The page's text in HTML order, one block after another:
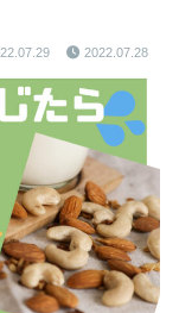
2022.07.28